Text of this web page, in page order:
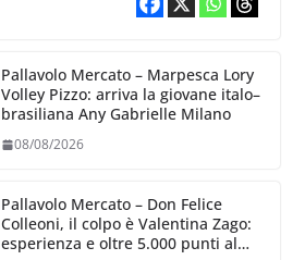
Pallavolo Mercato – Marpesca Lory
Volley Pizzo: arriva la giovane italo–
brasiliana Any Gabrielle Milano
08/08/2026
Pallavolo Mercato – Don Felice
Colleoni, il colpo è Valentina Zago:
esperienza e oltre 5.000 punti al